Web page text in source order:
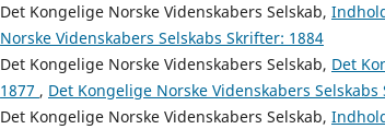
Det Kongelige Norske Videnskabers Selskab,
Norske Videnskabers Selskabs Skrifter: 1884
Det Kongelige Norske Videnskabers Selskab, Det
1877 , Det Kongelige Norske Videnskabers Selskabs
Det Kongelige Norske Videnskabers Selskab,